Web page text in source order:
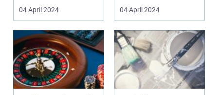
mange års brug og
slid. ...
04 April 2024
ekspertise...
04 April 2024